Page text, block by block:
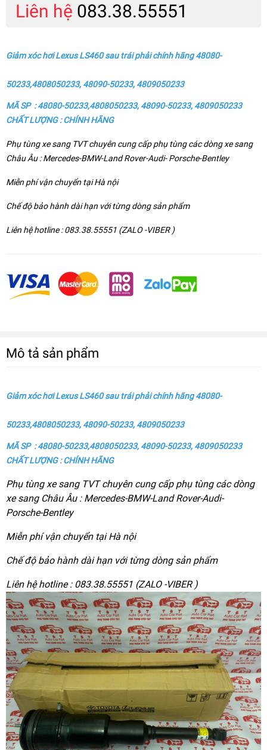
Liên hệ 083.38.55551
Giảm xóc hơi Lexus LS460 sau trái phải chính hãng 48080-
50233,4808050233, 48090-50233, 4809050233
MÃ SP : 48080-50233,4808050233, 48090-50233, 4809050233
CHẤT LƯỢNG : CHÍNH HÃNG
Phụ tùng xe sang TVT chuyên cung cấp phụ tùng các dòng xe sang
Châu Âu : Mercedes-BMW-Land Rover-Audi- Porsche-Bentley
Miễn phí vận chuyển tại Hà nội
Chế độ bảo hành dài hạn với từng dòng sản phẩm
Liên hệ hotline : 083.38.55551 (ZALO -VIBER )
Mô tả sản phẩm
Giảm xóc hơi Lexus LS460 sau trái phải chính hãng 48080-
50233,4808050233, 48090-50233, 4809050233
MÃ SP : 48080-50233,4808050233, 48090-50233, 4809050233
CHẤT LƯỢNG : CHÍNH HÃNG
Phụ tùng xe sang TVT chuyên cung cấp phụ tùng các dòng
xe sang Châu Âu : Mercedes-BMW-Land Rover-Audi-
Porsche-Bentley
Miễn phí vận chuyển tại Hà nội
Chế độ bảo hành dài hạn với từng dòng sản phẩm
Liên hệ hotline : 083.38.55551 (ZALO -VIBER )